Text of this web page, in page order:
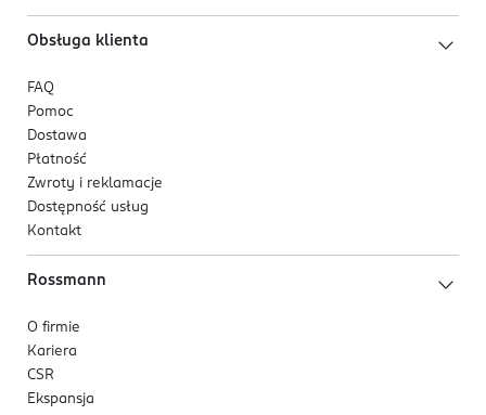
Obsługa klienta
FAQ
Pomoc
Dostawa
Płatność
Zwroty i reklamacje
Dostępność usług
Kontakt
Rossmann
O firmie
Kariera
CSR
Ekspansja